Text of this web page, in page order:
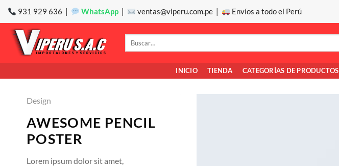
Saltar
contenido
931 929 636 | WhatsApp | ventas@viperu.com.pe | Envíos a todo el Perú
Buscar
INICIO TIENDA CATEGORÍAS DE PRODUCTOS
Design
AWESOME PENCIL
POSTER
Lorem ipsum dolor sit amet,